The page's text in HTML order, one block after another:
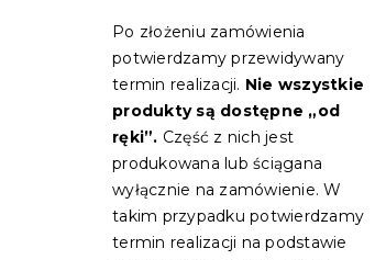
Po złożeniu zamówienia
potwierdzamy przewidywany
termin realizacji. Nie wszystkie
produkty są dostępne „od
ręki”. Część z nich jest
produkowana lub ściągana
wyłącznie na zamówienie. W
takim przypadku potwierdzamy
termin realizacji na podstawie